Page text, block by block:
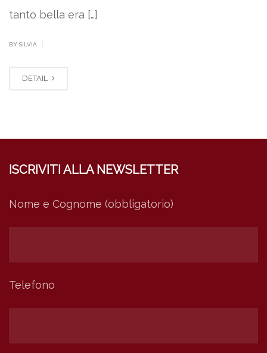
tanto bella era […]
BY SILVIA
DETAIL
ISCRIVITI ALLA NEWSLETTER
Nome e Cognome (obbligatorio)
Telefono